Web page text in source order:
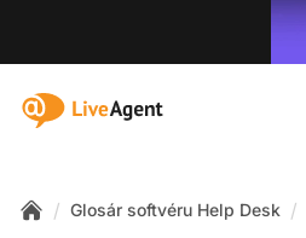
:site.title
/ Glosár softvéru Help Desk /